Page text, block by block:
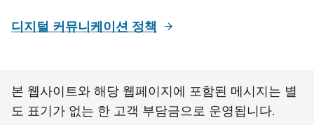
디지털 커뮤니케이션 정책
본 웹사이트와 해당 웹페이지에 포함된 메시지는 별
도 표기가 없는 한 고객 부담금으로 운영됩니다.